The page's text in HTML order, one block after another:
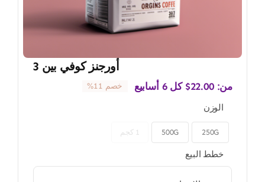
أورجنز كوفي بين 3
من: $22.00 كل 6 أسابيع خصم 11%
الوزن
250G
500G 1 كجم
خطط البيع